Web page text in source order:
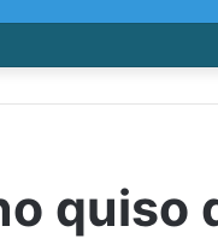
Radhames Tavarez y la
quiso